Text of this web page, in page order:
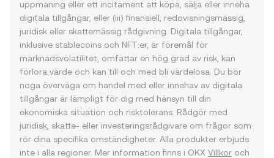
uppmaning eller ett incitament att köpa, sälja eller inneha
digitala tillgångar, eller (iii) finansiell, redovisningsmässig,
juridisk eller skattemässig rådgivning. Digitala tillgångar,
inklusive stablecoins och NFT:er, är föremål för
marknadsvolatilitet, omfattar en hög grad av risk, kan
förlora värde och kan till och med bli värdelösa. Du bör
noga överväga om handel med eller innehav av digitala
tillgångar är lämpligt för dig med hänsyn till din
ekonomiska situation och risktolerans. Rådgör med
juridisk, skatte- eller investeringsrådgivare om frågor som
rör dina specifika omständigheter. Alla produkter erbjuds
inte i alla regioner. Mer information finns i OKX Villkor och